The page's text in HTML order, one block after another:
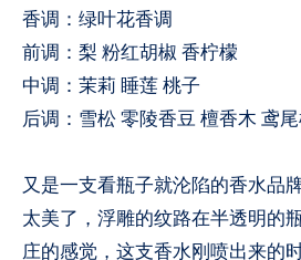
香调：绿叶花香调
前调：梨 粉红胡椒 香柠檬
中调：茉莉 睡莲 桃子
后调：雪松 零陵香豆 檀香木 鸢
又是一支看瓶子就沦陷的香水品
太美了，浮雕的纹路在半透明的
庄的感觉，这支香水刚喷出来的